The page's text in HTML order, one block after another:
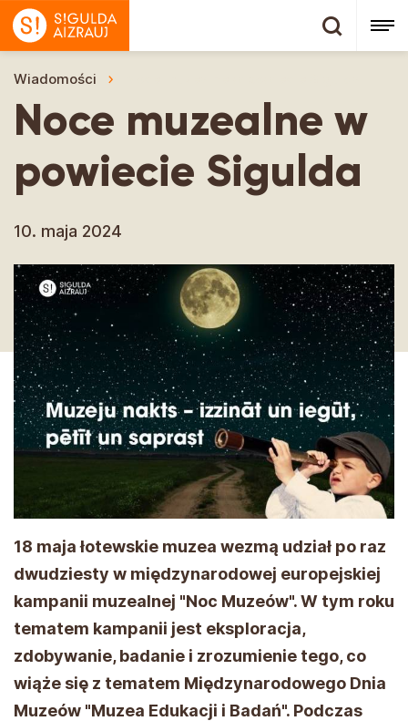
Wiadomości
Noce muzealne w
powiecie Sigulda
10. maja 2024
18 maja łotewskie muzea wezmą udział po raz
dwudziesty w międzynarodowej europejskiej
kampanii muzealnej "Noc Muzeów". W tym roku
tematem kampanii jest eksploracja,
zdobywanie, badanie i zrozumienie tego, co
wiąże się z tematem Międzynarodowego Dnia
Muzeów "Muzea Edukacji i Badań". Podczas